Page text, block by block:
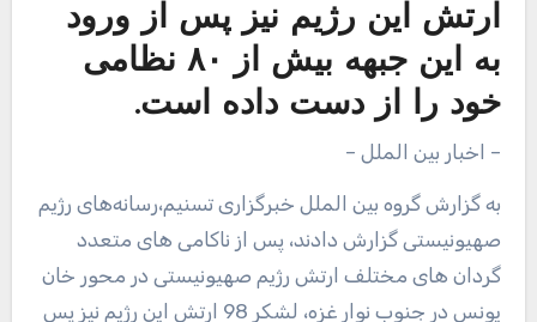
ارتش این رژیم نیز پس از ورود
به این جبهه بیش از ۸۰ نظامی
خود را از دست داده است.
– اخبار بین الملل –
به گزارش گروه بین الملل خبرگزاری تسنیم،رسانه‌های رژیم
صهیونیستی گزارش دادند، پس از ناکامی های متعدد
گردان های مختلف ارتش رژیم صهیونیستی در محور خان
یونس در جنوب نوار غزه، لشکر 98 ارتش این رژیم نیز پس